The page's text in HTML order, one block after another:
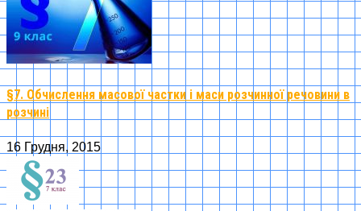
§7. Обчислення масової частки і маси розчинної речовини в
розчині
16 Грудня, 2015